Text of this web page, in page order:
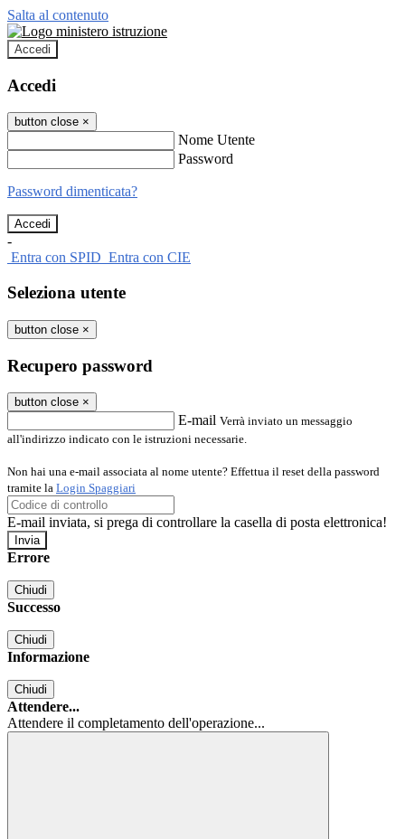
Salta al contenuto
Accedi
Accedi
button close ×
Nome Utente
Password
Password dimenticata?
-
Entra con SPID Entra con CIE
Seleziona utente
button close ×
Recupero password
button close ×
E-mail Verrà inviato un messaggio
all'indirizzo indicato con le istruzioni necessarie.
Non hai una e-mail associata al nome utente? Effettua il reset della password
tramite la Login Spaggiari
E-mail inviata, si prega di controllare la casella di posta elettronica!
Errore
Chiudi
Successo
Chiudi
Informazione
Chiudi
Attendere...
Attendere il completamento dell'operazione...